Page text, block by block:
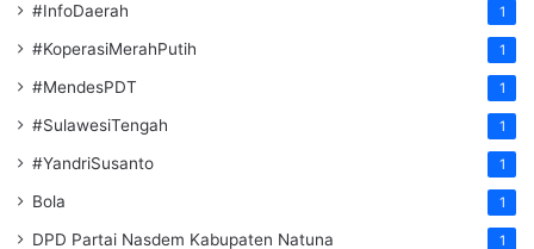
#InfoDaerah 1
#KoperasiMerahPutih 1
#MendesPDT 1
#SulawesiTengah 1
#YandriSusanto 1
Bola 1
DPD Partai Nasdem Kabupaten Natuna 1